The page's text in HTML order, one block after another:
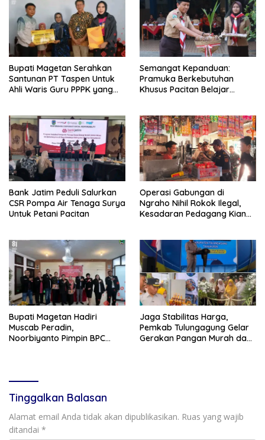
Bupati Magetan Serahkan
Santunan PT Taspen Untuk
Ahli Waris Guru PPPK yang
Semangat Kepanduan:
Pramuka Berkebutuhan
Khusus Pacitan Belajar
Bank Jatim Peduli Salurkan
CSR Pompa Air Tenaga Surya
Untuk Petani Pacitan
Operasi Gabungan di
Ngraho Nihil Rokok Ilegal,
Kesadaran Pedagang Kian
Bupati Magetan Hadiri
Muscab Peradin,
Noorbiyanto Pimpin BPC
Jaga Stabilitas Harga,
Pemkab Tulungagung Gelar
Gerakan Pangan Murah dan
Tinggalkan Balasan
Alamat email Anda tidak akan dipublikasikan. Ruas yang wajib
ditandai *